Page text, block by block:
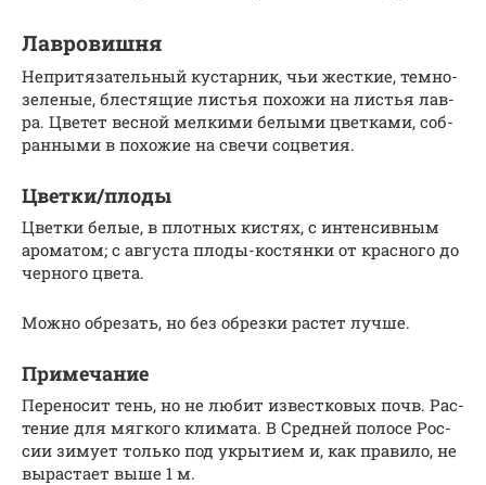
Лав­ро­виш­ня
Неп­ри­тяза­тель­ный кус­тарник, чьи жес­ткие, тем­но-
зе­леные, блес­тя­щие листья по­хожи на листья лав­
ра. Цве­тет вес­ной мел­ки­ми бе­лыми цвет­ка­ми, соб­
ранны­ми в по­хожие на све­чи соц­ве­тия.
Цвет­ки/пло­ды
Цвет­ки бе­лые, в плот­ных кис­тях, с ин­тенсив­ным
аро­матом; с ав­густа пло­ды-кос­тянки от крас­но­го до
чер­но­го цве­та.
Мож­но об­ре­зать, но без об­резки рас­тет луч­ше.
При­меча­ние
Пе­рено­сит тень, но не лю­бит из­вес­тко­вых почв. Рас­
те­ние для мяг­ко­го кли­мата. В Сред­ней по­лосе Рос­
сии зи­му­ет толь­ко под ук­ры­ти­ем и, как пра­вило, не
вы­рас­та­ет вы­ше 1 м.